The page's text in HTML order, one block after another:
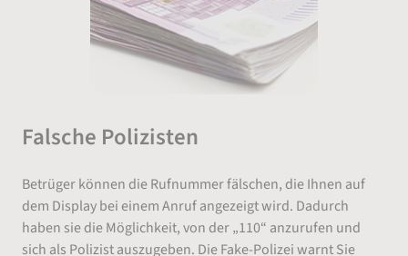
Falsche Polizisten
Betrüger können die Rufnummer fälschen, die Ihnen auf
dem Display bei einem Anruf angezeigt wird. Dadurch
haben sie die Möglichkeit, von der „110“ anzurufen und
sich als Polizist auszugeben. Die Fake-Polizei warnt Sie